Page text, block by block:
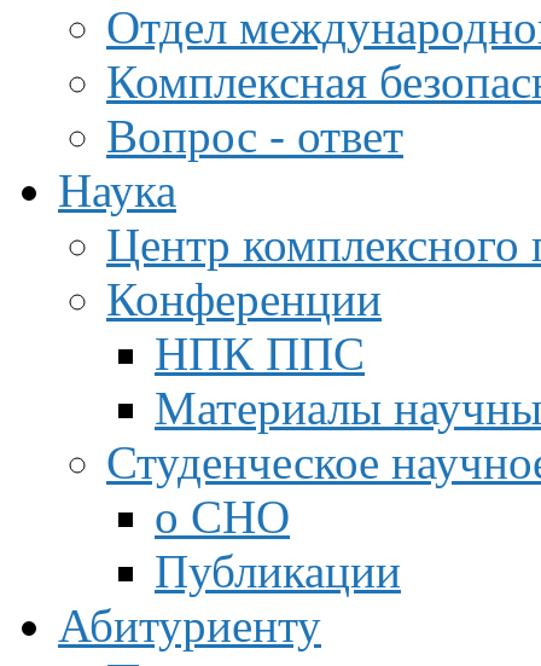
Отдел
Комплексная
Вопрос - ответ
Наука
Центр
Конференции
НПК ППС
Материалы
Студенческое
о СНО
Публикации
Абитуриенту